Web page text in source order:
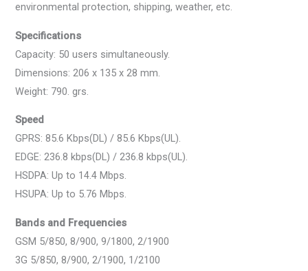
environmental protection, shipping, weather, etc.
Specifications
Capacity: 50 users simultaneously.
Dimensions: 206 x 135 x 28 mm.
Weight: 790. grs.
Speed
GPRS: 85.6 Kbps(DL) / 85.6 Kbps(UL).
EDGE: 236.8 kbps(DL) / 236.8 kbps(UL).
HSDPA: Up to 14.4 Mbps.
HSUPA: Up to 5.76 Mbps.
Bands and Frequencies
GSM 5/850, 8/900, 9/1800, 2/1900
3G 5/850, 8/900, 2/1900, 1/2100